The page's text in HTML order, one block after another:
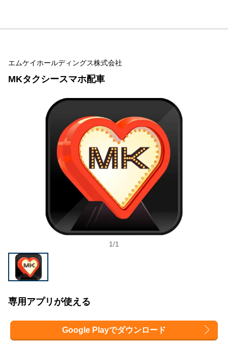
エムケイホールディングス株式会社
MKタクシースマホ配車
1/1
専用アプリが使える
Google Playでダウンロード